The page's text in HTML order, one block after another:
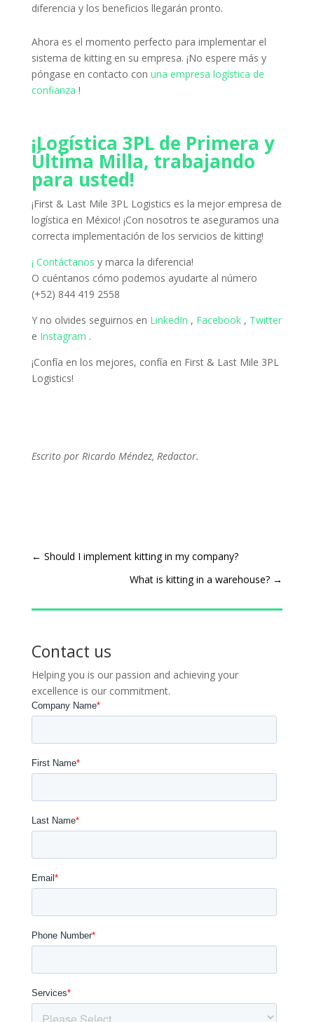
diferencia y los beneficios llegarán pronto.
Ahora es el momento perfecto para implementar el
sistema de kitting en su empresa. ¡No espere más y
póngase en contacto con una empresa logística de
confianza !
¡Logística 3PL de Primera y
Última Milla, trabajando
para usted!
¡First & Last Mile 3PL Logistics es la mejor empresa de
logística en México! ¡Con nosotros te aseguramos una
correcta implementación de los servicios de kitting!
¡ Contáctanos y marca la diferencia!
O cuéntanos cómo podemos ayudarte al número
(+52) 844 419 2558
Y no olvides seguirnos en LinkedIn , Facebook, Twitter
e Instagram .
¡Confía en los mejores, confía en First & Last Mile 3PL
Logistics!
Escrito por Ricardo Méndez, Redactor.
← Should I implement kitting in my company?
What is kitting in a warehouse? →
Contact us
Helping you is our passion and achieving your
excellence is our commitment.